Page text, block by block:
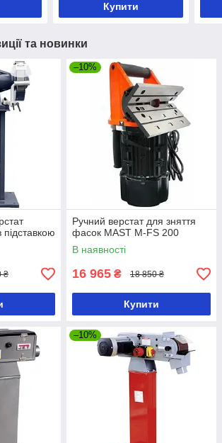
Купити
та новинки
₴
–10%
Ручний верстат для зняття
фасок MAST M-FS 200
В наявності
16 965 ₴ 18 850 ₴
Купити
–10%